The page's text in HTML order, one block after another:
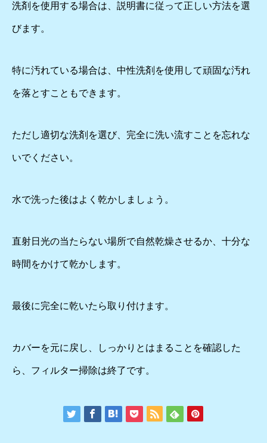
洗剤を使用する場合は、説明書に従って正しい方法を選
びます。
特に汚れている場合は、中性洗剤を使用して頑固な汚れ
を落とすこともできます。
ただし適切な洗剤を選び、完全に洗い流すことを忘れな
いでください。
水で洗った後はよく乾かしましょう。
直射日光の当たらない場所で自然乾燥させるか、十分な
時間をかけて乾かします。
最後に完全に乾いたら取り付けます。
カバーを元に戻し、しっかりとはまることを確認した
ら、フィルター掃除は終了です。